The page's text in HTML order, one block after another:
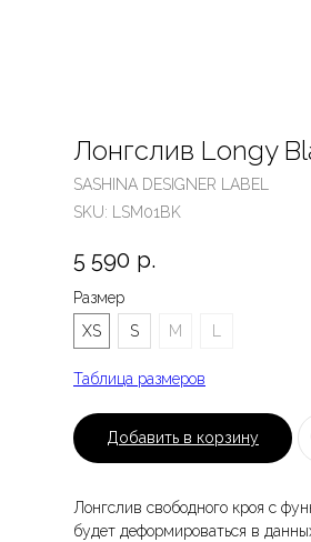
Лонгслив Longy
SASHINA DESIGNER LABEL
SKU:
LSM01BK
5 590 р.
Размер
XS
S M L
Таблица размеров
Добавить в корзину
Лонгслив свободного кроя с
будет деформироваться в